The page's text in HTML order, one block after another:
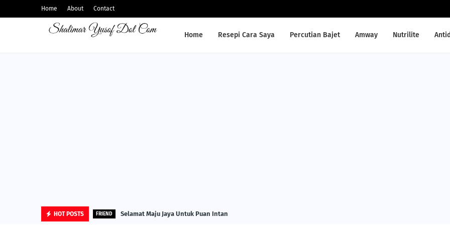
Home About Contact
Home Resepi Cara Saya Percutian Bajet Amway Nutrilite
HOT POSTS FRIEND Selamat Maju Jaya Untuk Puan Intan